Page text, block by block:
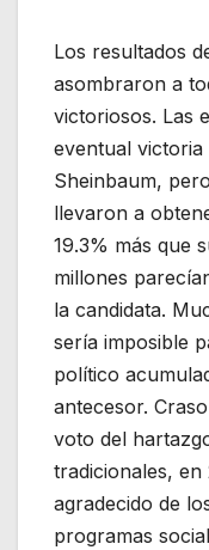
Los resultados
asombraron a
victoriosos. Las
eventual victoria
Sheinbaum,
llevaron a
19.3% más que
millones
la candidata.
sería imposible
político
antecesor.
voto del
tradicionales,
agradecido de
programas